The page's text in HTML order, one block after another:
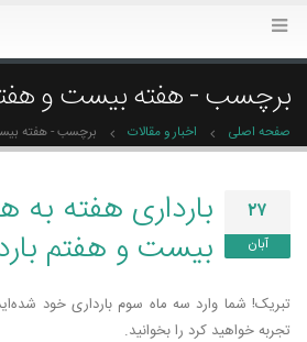
برچسب - هفته بیست و
صفحه اصلی اخبار و مقالات برچسب -هفته
۲۷
آبان
بارداری هفته به
بیست و هفتم
تبریک! شما وارد سه ماه سوم بارداری خود
تجربه خواهید کرد را بخوانید.